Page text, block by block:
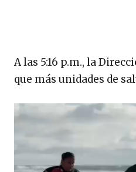
A las 5:16 p.m., la
que más unidades de
R
r